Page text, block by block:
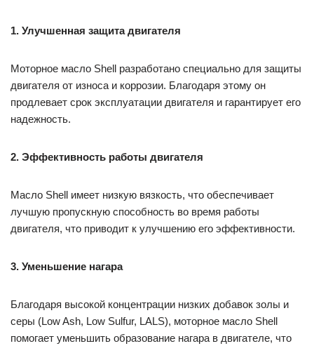
1. Улучшенная защита двигателя
Моторное масло Shell разработано специально для защиты
двигателя от износа и коррозии. Благодаря этому он
продлевает срок эксплуатации двигателя и гарантирует его
надежность.
2. Эффективность работы двигателя
Масло Shell имеет низкую вязкость, что обеспечивает
лучшую пропускную способность во время работы
двигателя, что приводит к улучшению его эффективности.
3. Уменьшение нагара
Благодаря высокой концентрации низких добавок золы и
серы (Low Ash, Low Sulfur, LALS), моторное масло Shell
помогает уменьшить образование нагара в двигателе, что